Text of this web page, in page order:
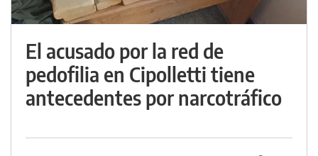
El acusado por la red de
pedofilia en Cipolletti tiene
antecedentes por narcotráfico